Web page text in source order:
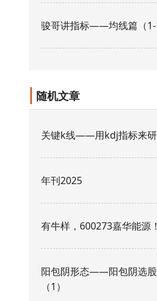
骏哥讲指标——均线篇（1-
随机文章
关键k线——用kdj指标来
年刊2025
有牛样，600273嘉华能源！
阳包阴形态——阳包阴选
（1）